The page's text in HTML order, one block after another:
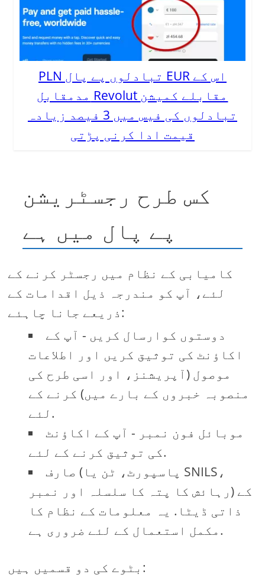
PLN تبادلوں پے پال EUR اس کے
مدمقابل Revolut مقابلے کمیشن
تبادلوں کی فیس میں 3 فیصد زیادہ
قیمت ادا کرنی پڑتی
کس طرح رجسٹریشن
پے پال میں ہے
کامیابی کے نظام میں رجسٹر کرنے کے
لئے، آپ کو مندرجہ ذیل اقدامات کے
ذریعے جانا چاہئے:
دوستوں کوارسال کریں - آپ کے
اکاؤنٹ کی توثیق کریں اور اطلاعات
موصول (آپریشنز، اور اسی طرح کی
منصوبہ خبروں کے بارے میں) کرنے کے
لئے.
موبائل فون نمبر - آپ کے اکاؤنٹ
کی توثیق کرنے کے لئے.
صارف (پاسپورٹ، ٹن یا SNILS،
رہائش کا پتہ کا سلسلہ اور نمبر) کے
ذاتی ڈیٹا. یہ معلومات کے نظام کا
مکمل استعمال کے لئے ضروری ہے.
بٹوے کی دو قسمیں ہیں: